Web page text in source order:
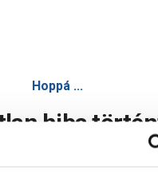
Hoppá ...
hiba